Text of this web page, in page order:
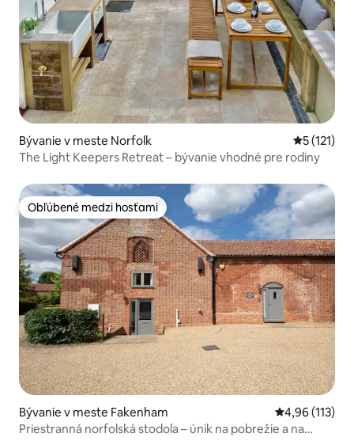
Bývanie v meste Norfolk Priemerné
5 (121)
The Light Keepers Retreat – bývanie vhodné pre rodiny
Obľúbené medzi hosťami
Obľúbené medzi hosťami
Bývanie v meste Fakenham Priemerné
4,96 (113)
Priestranná norfolská stodola – únik na pobrežie a na